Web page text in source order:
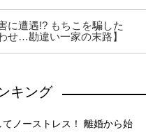
に遭遇!? もちこを騙した
せ…勘違い一家の末路】
キング
ノーストレス！ 離婚から始